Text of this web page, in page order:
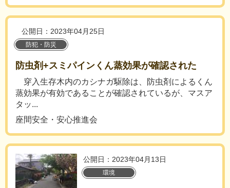
公開日：2023年04月25日
防犯・防災
防虫剤+スミパインくん蒸効果が確認された
穿入生存木内のカシナガ駆除は、防虫剤によるくん
蒸効果が有効であることが確認されているが、マスア
タッ...
座間安全・安心推進会
公開日：2023年04月13日
環境